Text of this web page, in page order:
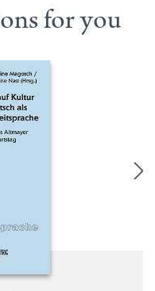
for you